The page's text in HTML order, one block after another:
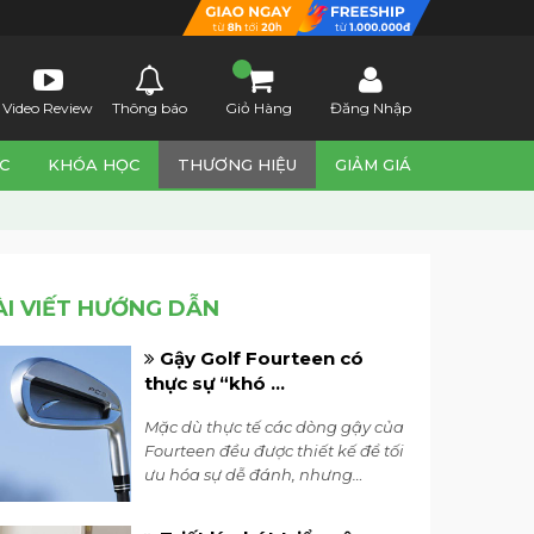
Video Review Thông báo Giỏ Hàng Đăng Nhập
KHÓA HỌC THƯƠNG HIỆU GIẢM GIÁ
VIẾT HƯỚNG DẪN
Gậy Golf Fourteen có
thực sự “khó ...
Mặc dù thực tế các dòng gậy của
Fourteen đều được thiết kế để tối
ưu hóa sự dễ đánh, nhưng